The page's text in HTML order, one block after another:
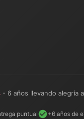
- 6 años llevando alegría
puntual +6 años de